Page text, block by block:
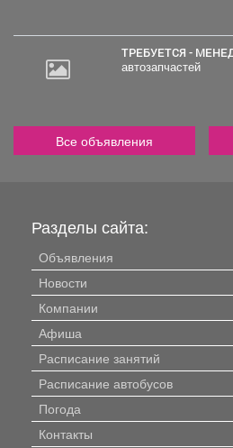
ТРЕБУЕТСЯ -
автозапчастей
Все объявления
Разделы сайта:
Объявления
Новости
Компании
Афиша
Расписание занятий
Расписание автобусов
Погода
Контакты